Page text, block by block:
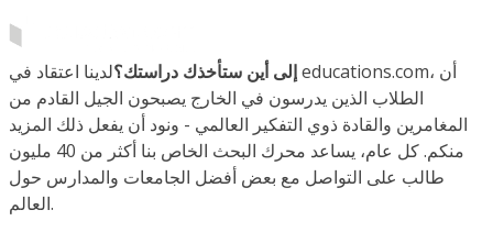
إلى أين ستأخذك دراستك؟لدينا اعتقاد في educations.com، أن
الطلاب الذين يدرسون في الخارج يصبحون الجيل القادم من
المغامرين والقادة ذوي التفكير العالمي - ونود أن يفعل ذلك المزيد
منكم. كل عام، يساعد محرك البحث الخاص بنا أكثر من 40 مليون
طالب على التواصل مع بعض أفضل الجامعات والمدارس حول
العالم.